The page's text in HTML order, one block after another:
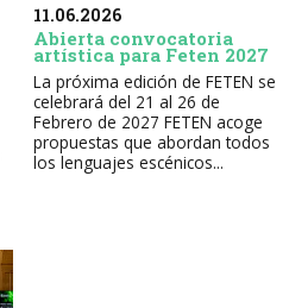
11.06.2026
Abierta convocatoria
artística para Feten 2027
La próxima edición de FETEN se
celebrará del 21 al 26 de
Febrero de 2027 FETEN acoge
propuestas que abordan todos
los lenguajes escénicos...